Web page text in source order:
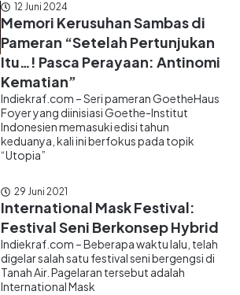
12 Juni 2024
Memori Kerusuhan Sambas di
Pameran “Setelah Pertunjukan
Itu…! Pasca Perayaan: Antinomi
Kematian”
Indiekraf.com – Seri pameran GoetheHaus
Foyer yang diinisiasi Goethe-Institut
Indonesien memasuki edisi tahun
keduanya, kali ini berfokus pada topik
“Utopia”
29 Juni 2021
International Mask Festival:
Festival Seni Berkonsep Hybrid
Indiekraf.com – Beberapa waktu lalu, telah
digelar salah satu festival seni bergengsi di
Tanah Air. Pagelaran tersebut adalah
International Mask